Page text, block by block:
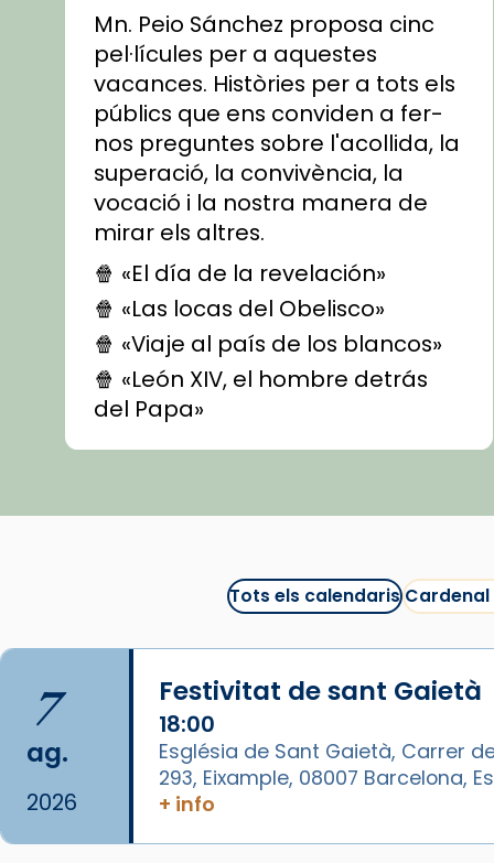
Mn. Peio Sánchez proposa cinc
pel·lícules per a aquestes
vacances. Històries per a tots els
públics que ens conviden a fer-
nos preguntes sobre l'acollida, la
superació, la convivència, la
vocació i la nostra manera de
mirar els altres.
🍿 «El día de la revelación»
🍿 «Las locas del Obelisco»
🍿 «Viaje al país de los blancos»
🍿 «León XIV, el hombre detrás
del Papa»
🍿 «Las ovejas detectives»
recomanacions i prepara una
#CinemaEspiritualitual
@cinemaspiritcat
Imatge: Generada amb IA
(OpenAI)
Video
View on Facebook · Share
Arquebisbat de Barcelona
Tots els calendarisCardenal
7
ag.
2026
Festivitat de sant Gaietà
18:00
Església de Sant Gaietà, Carrer
293, Eixample, 08007 Barcelona,
+ info